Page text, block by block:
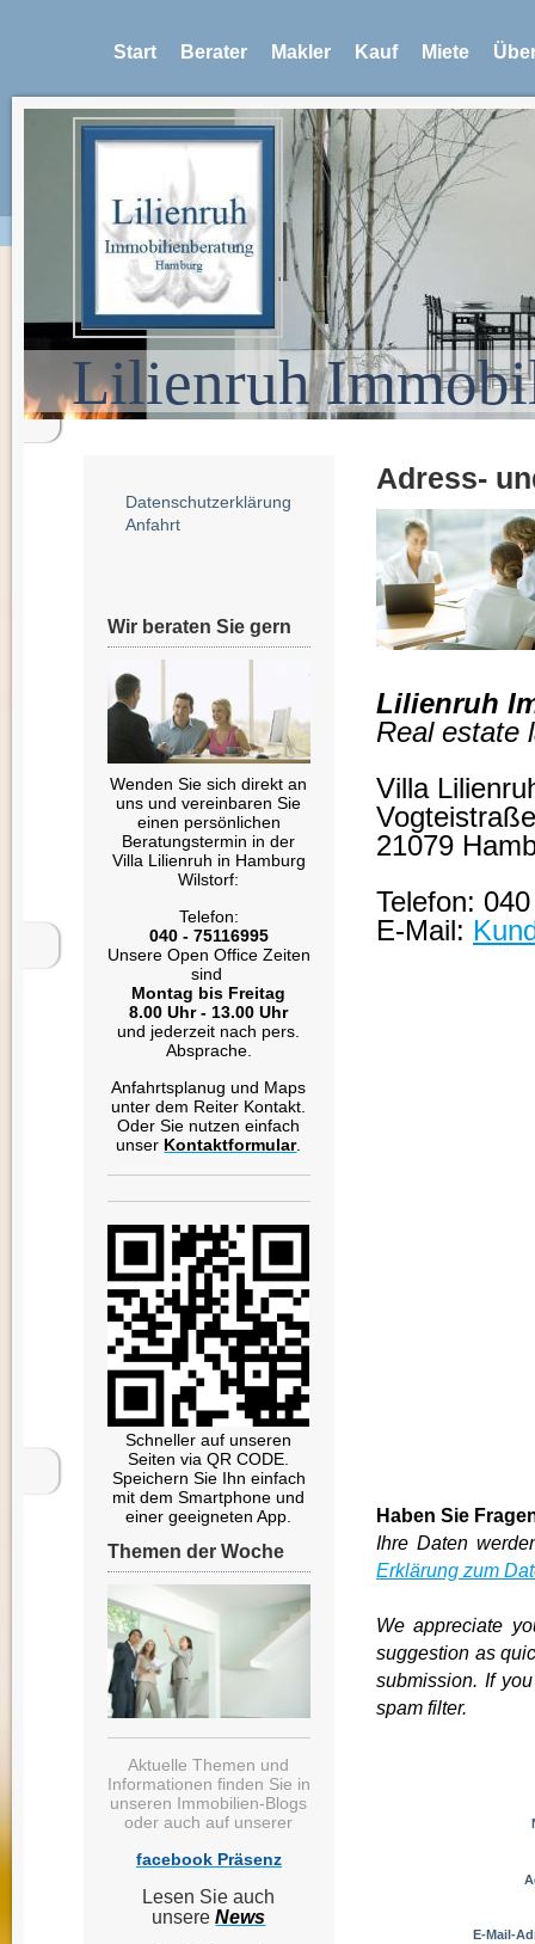
Start Berater Makler Kauf Miete
Lilienruh
Datenschutzerklärung
Anfahrt
Wir beraten Sie gern
Wenden Sie sich direkt an
uns und vereinbaren Sie
einen persönlichen
Beratungstermin in der
Villa Lilienruh in Hamburg
Wilstorf:
Telefon:
040 - 75116995
Unsere Open Office Zeiten
sind
Montag bis Freitag
8.00 Uhr - 13.00 Uhr
und jederzeit nach pers.
Absprache.
Anfahrtsplanug und Maps
unter dem Reiter Kontakt.
Oder Sie nutzen einfach
unser Kontaktformular.
Schneller auf unseren
Seiten via QR CODE.
Speichern Sie Ihn einfach
mit dem Smartphone und
einer geeigneten App.
Themen der Woche
Aktuelle Themen und
Informationen finden Sie in
unseren Immobilien-Blogs
oder auch auf unserer
facebook Präsenz
Lesen Sie auch
unsereNews
Adress-
Lilienruh
Real estate
Villa
21079
Telefon:
E-Mail:
Haben Sie
Ihre Daten
Erklärung zum
We appreciate
suggestion as
submission. If
spam filter.
E-Mail-